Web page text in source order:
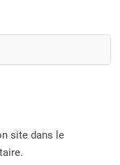
site dans le